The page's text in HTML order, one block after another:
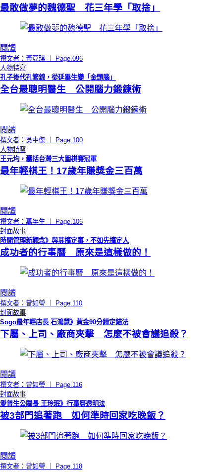
最敢做夢的魏德聖 花三年學「取捨」
閱讀
撰文者：黃亞琪 ｜ Page.096
人物特寫
孔子後代孔繁錦，從延畢生變「金頭腦」
全台最聰明醫生 公開腦力鍛鍊術
閱讀
撰文者：吳中傑 ｜ Page.100
人物特寫
王元均，囊括台灣三大圍棋賽冠軍
最年輕棋王！17歲年賺獎金三百萬
閱讀
撰文者：萬年生 ｜ Page.106
封面故事
時間管理新觀念》與其搞定事，不如先搞定人
成功者的行事曆 原來是這樣做的！
閱讀
撰文者：曾如瑩 ｜ Page.110
封面故事
Sogo最年輕店長 石鴻慧》黃金90分鐘定錨法
下屬、上司、廠商夾擊 怎麼不被會議追殺？
閱讀
撰文者：曾如瑩 ｜ Page.116
封面故事
愛普生公關長 王玲珉》行事曆透明法
被3部門追著跑 如何準時回家吃晚飯？
閱讀
撰文者：曾如瑩 ｜ Page.118